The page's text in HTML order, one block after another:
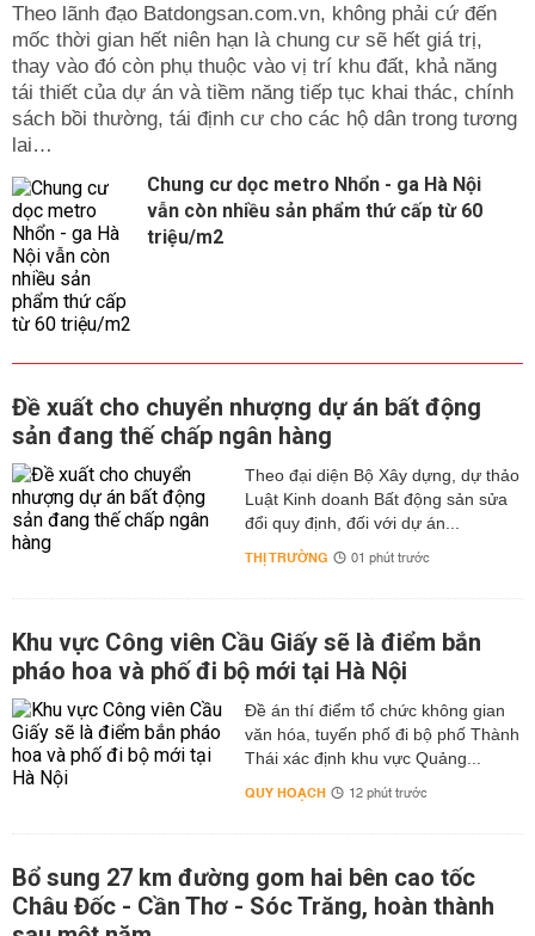
Theo lãnh đạo Batdongsan.com.vn, không phải cứ đến
mốc thời gian hết niên hạn là chung cư sẽ hết giá trị,
thay vào đó còn phụ thuộc vào vị trí khu đất, khả năng
tái thiết của dự án và tiềm năng tiếp tục khai thác, chính
sách bồi thường, tái định cư cho các hộ dân trong tương
lai…
Chung cư dọc metro Nhổn - ga Hà Nội
vẫn còn nhiều sản phẩm thứ cấp từ 60
triệu/m2
Đề xuất cho chuyển nhượng dự án bất động
sản đang thế chấp ngân hàng
Theo đại diện Bộ Xây dựng, dự thảo
Luật Kinh doanh Bất động sản sửa
đổi quy định, đối với dự án...
THỊ TRƯỜNG 01 phút trước
Khu vực Công viên Cầu Giấy sẽ là điểm bắn
pháo hoa và phố đi bộ mới tại Hà Nội
Đề án thí điểm tổ chức không gian
văn hóa, tuyến phố đi bộ phố Thành
Thái xác định khu vực Quảng...
QUY HOẠCH 12 phút trước
Bổ sung 27 km đường gom hai bên cao tốc
Châu Đốc - Cần Thơ - Sóc Trăng, hoàn thành